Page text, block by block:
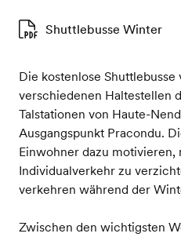
Shuttlebusse Winter
Die kostenlose Shuttlebusse
verschiedenen Haltestellen
Talstationen von Haute-
Ausgangspunkt Pracondu.
Einwohner dazu motivieren,
Individualverkehr zu
verkehren während der
Zwischen den wichtigsten